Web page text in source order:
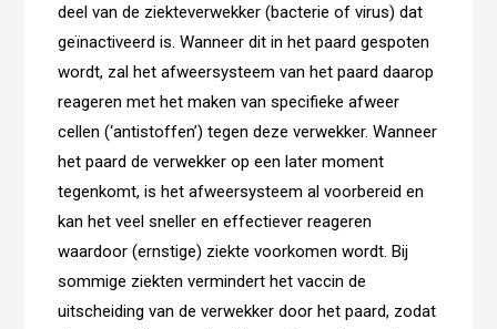
deel van de ziekteverwekker (bacterie of virus) dat
geïnactiveerd is. Wanneer dit in het paard gespoten
wordt, zal het afweersysteem van het paard daarop
reageren met het maken van specifieke afweer
cellen (‘antistoffen’) tegen deze verwekker. Wanneer
het paard de verwekker op een later moment
tegenkomt, is het afweersysteem al voorbereid en
kan het veel sneller en effectiever reageren
waardoor (ernstige) ziekte voorkomen wordt. Bij
sommige ziekten vermindert het vaccin de
uitscheiding van de verwekker door het paard, zodat